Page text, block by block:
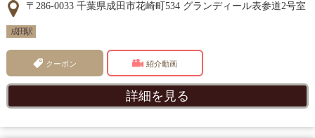
〒286-0033 千葉県成田市花崎町534 グランディール表参道2号室
成田駅
クーポン 紹介動画
詳細を見る